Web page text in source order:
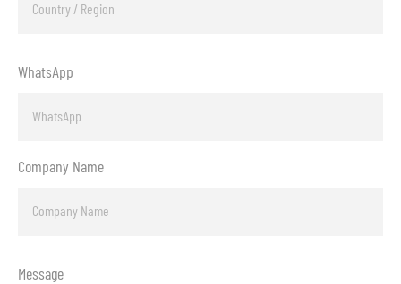
WhatsApp
Company Name
Message